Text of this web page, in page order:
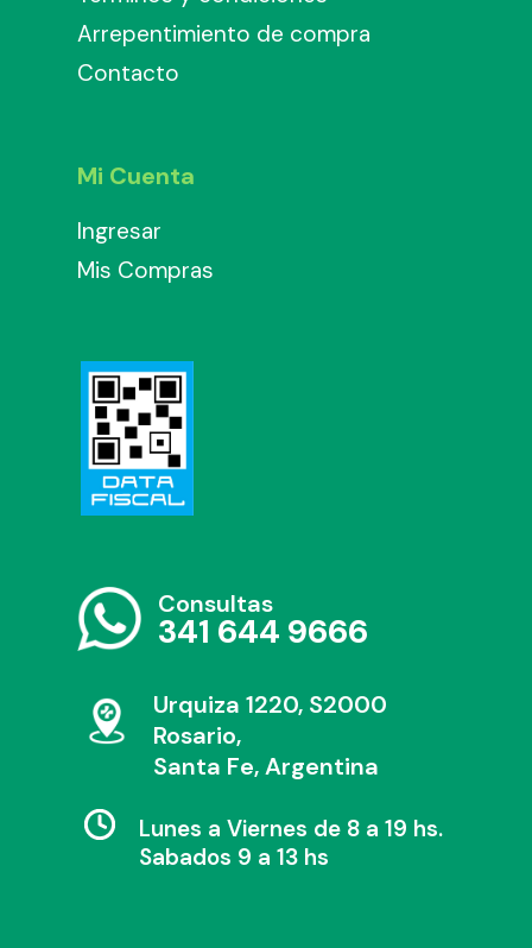
Arrepentimiento de compra
Contacto
Mi Cuenta
Ingresar
Mis Compras
Consultas
341 644 9666
Urquiza 1220, S2000
Rosario,
Santa Fe, Argentina
Lunes a Viernes de 8 a 19 hs.
Sabados 9 a 13 hs